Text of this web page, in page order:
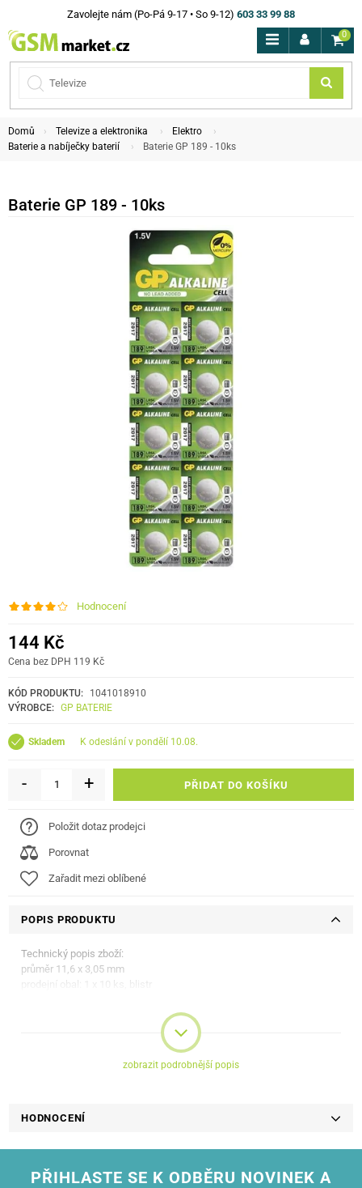
Zavolejte nám (Po-Pá 9-17 • So 9-12) 603 33 99 88
0
Domů Televize a elektronika
Elektro
Baterie a nabíječky baterií
Baterie GP 189 - 10ks
Baterie GP 189 - 10ks
Hodnocení
144 Kč
Cena bez DPH 119 Kč
KÓD PRODUKTU:
1041018910
VÝROBCE: GP BATERIE
Skladem k odeslání v pondělí 10.08.
- + PŘIDAT DO KOŠÍKU
Položit dotaz prodejci
Porovnat
Zařadit mezi oblíbené
POPIS PRODUKTU
Technický popis zboží:
průměr 11,6 x 3,05 mm
prodejní obal: 1 x 10 ks, blistr
zobrazit podrobnější popis
HODNOCENÍ
PŘIHLASTE SE K ODBĚRU NOVINEK A